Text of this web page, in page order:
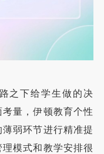
下给学生做的决
量，伊顿教育个性
弱环节进行精准提
模式和教学安排很